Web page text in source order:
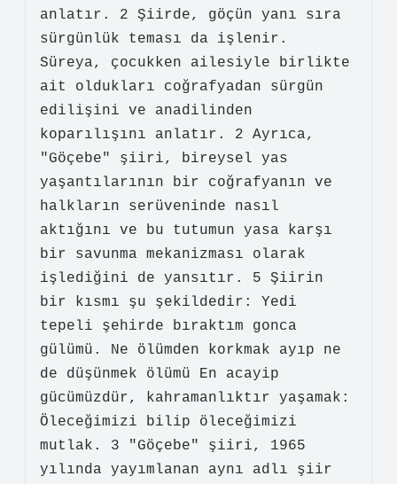
anlatır. 2 Şiirde, göçün yanı sıra
sürgünlük teması da işlenir.
Süreya, çocukken ailesiyle birlikte
ait oldukları coğrafyadan sürgün
edilişini ve anadilinden
koparılışını anlatır. 2 Ayrıca,
"Göçebe" şiiri, bireysel yas
yaşantılarının bir coğrafyanın ve
halkların serüveninde nasıl
aktığını ve bu tutumun yasa karşı
bir savunma mekanizması olarak
işlediğini de yansıtır. 5 Şiirin
bir kısmı şu şekildedir: Yedi
tepeli şehirde bıraktım gonca
gülümü. Ne ölümden korkmak ayıp ne
de düşünmek ölümü En acayip
gücümüzdür, kahramanlıktır yaşamak:
Öleceğimizi bilip öleceğimizi
mutlak. 3 "Göçebe" şiiri, 1965
yılında yayımlanan aynı adlı şiir